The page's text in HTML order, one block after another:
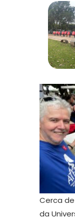
Cerca
da